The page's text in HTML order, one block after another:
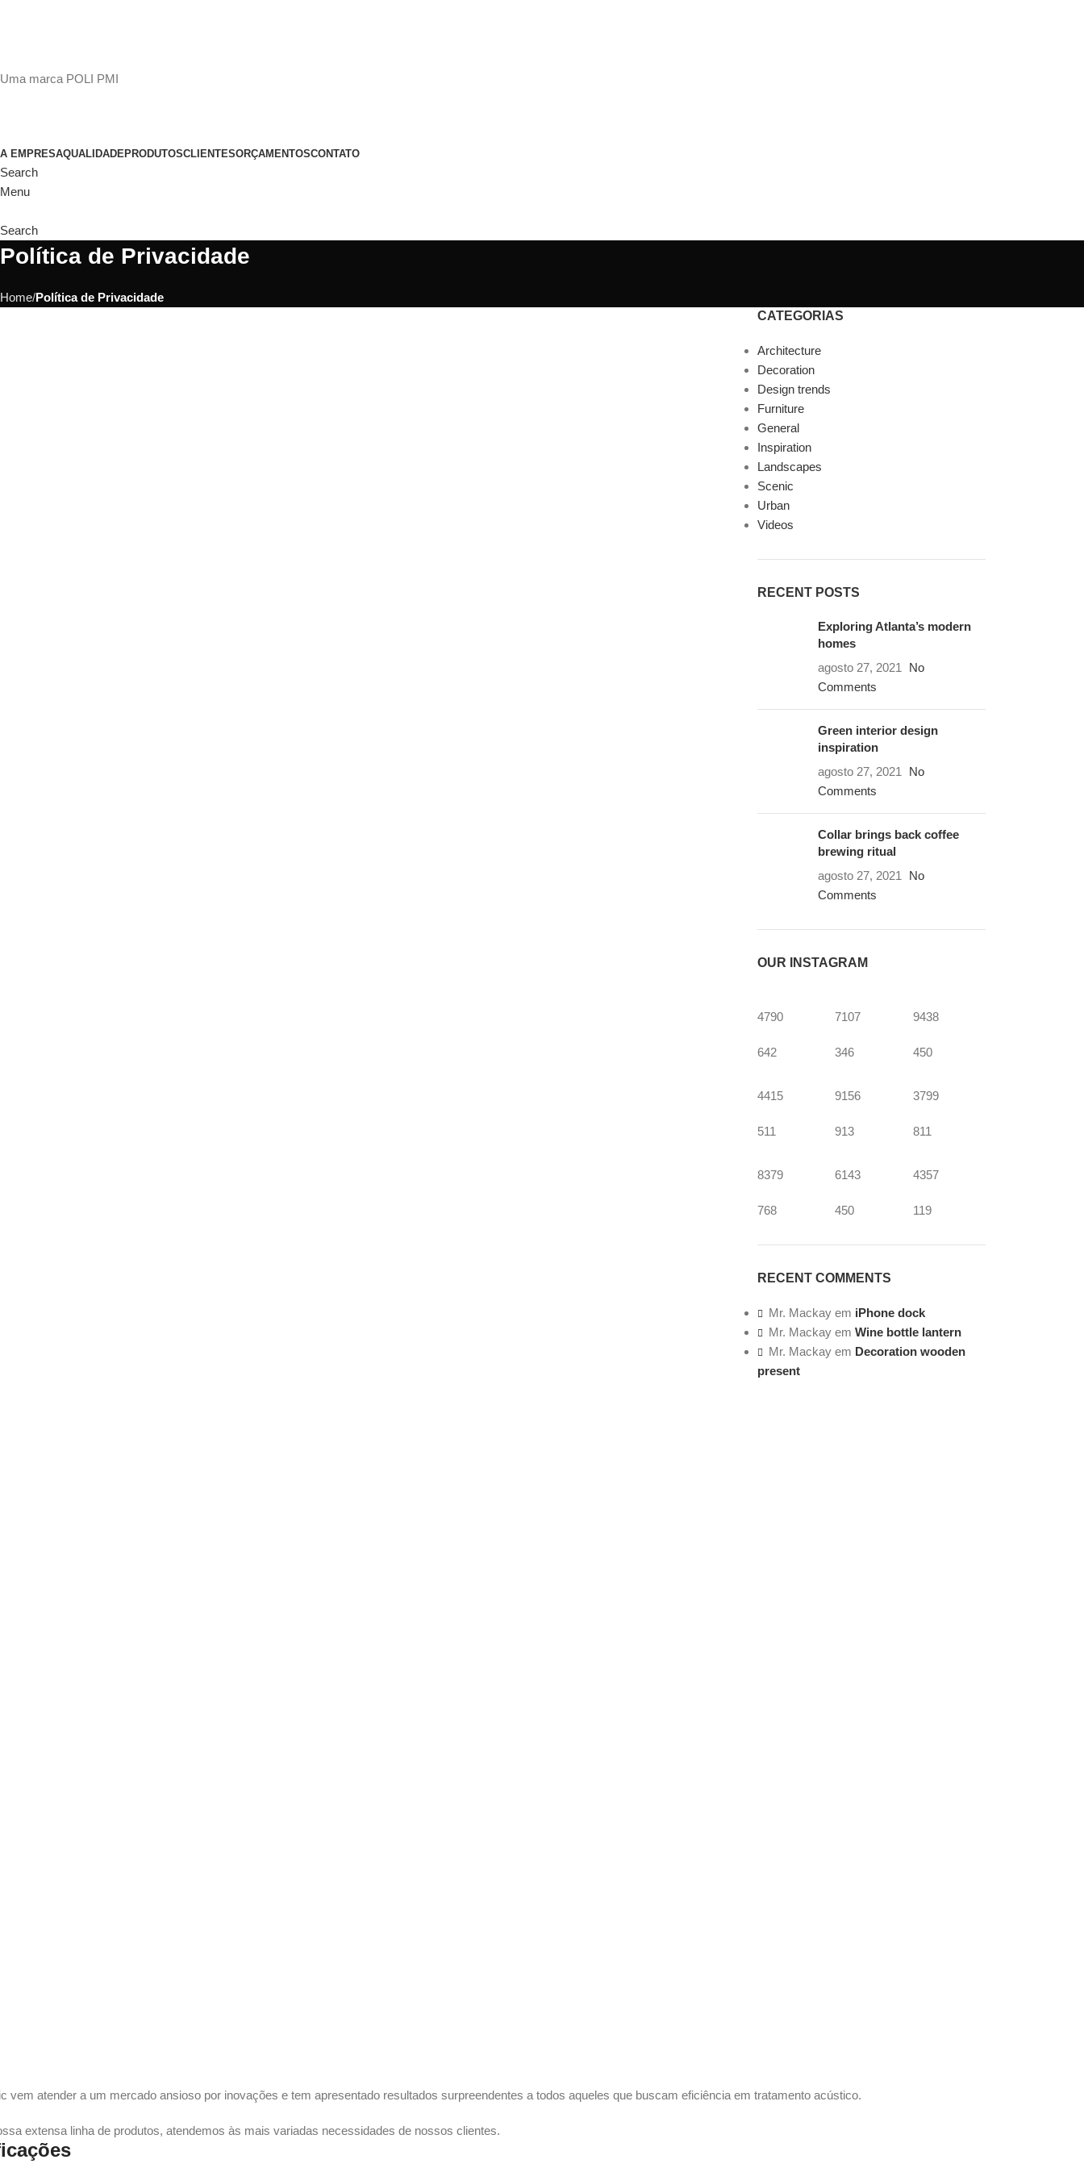
Uma marca POLI PMI
A EMPRESAQUALIDADEPRODUTOSCLIENTESORÇAMENTOSCONTATO
Search
Menu
Search
Política de Privacidade
Home Política de Privacidade
CATEGORIAS
Architecture
Decoration
Design trends
Furniture
General
Inspiration
Landscapes
Scenic
Urban
Videos
RECENT POSTS
Exploring Atlanta’s modern
homes
agosto 27, 2021
No
Comments
Green interior design
inspiration
agosto 27, 2021
No
Comments
Collar brings back coffee
brewing ritual
agosto 27, 2021
No
Comments
OUR INSTAGRAM
4790
642
7107
346
9438
450
4415
511
9156
913
3799
811
8379
768
6143
450
4357
119
RECENT COMMENTS
Mr. Mackayem iPhone dock
Mr. Mackayem Wine bottle lantern
Mr. Mackayem Decoration wooden
present
vem atender a um mercado ansioso por inovações e tem apresentado resultados surpreendentes a todos aqueles que buscam eficiência em tratamento acústico.
extensa linha de produtos, atendemos às mais variadas necessidades de nossos clientes.